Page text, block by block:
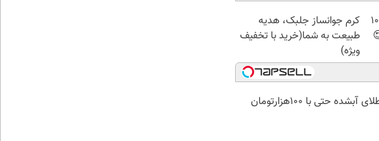
با این گیاهان کمیاب حداقل 10
کرم جوانساز جلبک، هدیه
طبیعت به شما(خرید با تخفیف
ویژه)
حتی با ۱۰۰هزارتومان